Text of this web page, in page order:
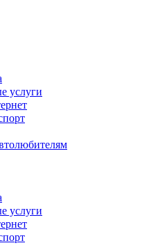
услуги
услуги